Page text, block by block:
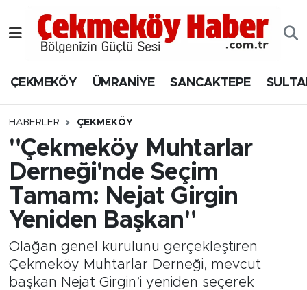
ÇEKMEKÖY ÜMRANİYE SANCAKTEPE
HABERLER ÇEKMEKÖY
"Çekmeköy Muhtarlar
Derneği'nde Seçim
Tamam: Nejat Girgin
Yeniden Başkan"
Olağan genel kurulunu gerçekleştiren
Çekmeköy Muhtarlar Derneği, mevcut
başkan Nejat Girgin’i yeniden seçerek
Nöbetçi Eczaneler
Hava Durumu
Namaz Vakitleri
Trafik Durumu
Süper Lig Puan Durumu ve Fikstür
Tüm Manşetler
Son Dakika Haberleri